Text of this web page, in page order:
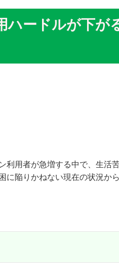
ハードルが下が
利用者が急増する中で、生活
に陥りかねない現在の状況か